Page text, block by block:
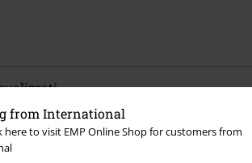
from International
here to visit EMP Online Shop for customers from